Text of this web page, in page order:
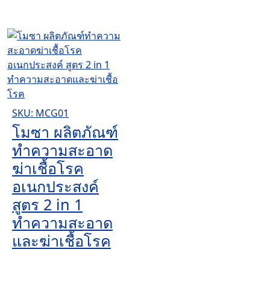
SKU: MCG01
โมซา ผลิตภัณฑ์
ทำความสะอาด
ฆ่าเชื้อโรค
อเนกประสงค์
สูตร 2 in 1
ทำความสะอาด
และฆ่าเชื้อโรค